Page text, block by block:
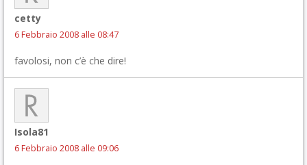
cetty
6 Febbraio 2008 alle 08:47
favolosi, non c’è che dire!
Isola81
6 Febbraio 2008 alle 09:06